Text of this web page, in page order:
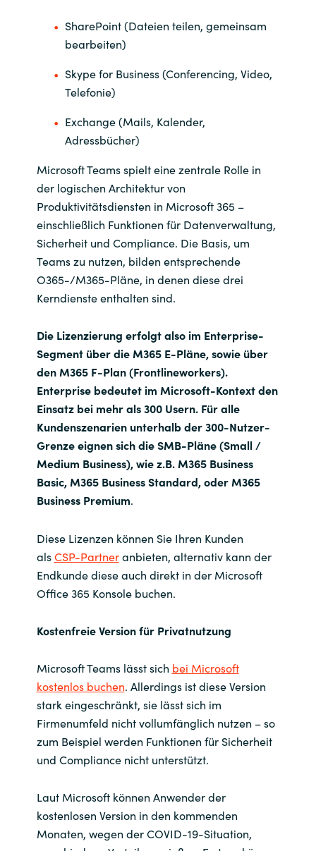
Latvia
Malaysia
Middle East
Netherlands
Norway
Oman
Poland
Portugal
Qatar
Romania
Slovenia
Singapore
Sweden
Switzerland
United States
SharePoint (Dateien teilen, gemeinsam
bearbeiten)
Skype for Business (Conferencing, Video,
Telefonie)
Exchange (Mails, Kalender,
Adressbücher)
Microsoft Teams spielt eine zentrale Rolle in
der logischen Architektur von
Produktivitätsdiensten in Microsoft 365 –
einschließlich Funktionen für Datenverwaltung,
Sicherheit und Compliance. Die Basis, um
Teams zu nutzen, bilden entsprechende
O365-/M365-Pläne, in denen diese drei
Kerndienste enthalten sind.
Die Lizenzierung erfolgt also im Enterprise-
Segment über die M365 E-Pläne, sowie über
den M365 F-Plan (Frontlineworkers).
Enterprise bedeutet im Microsoft-Kontext den
Einsatz bei mehr als 300 Usern. Für alle
Kundenszenarien unterhalb der 300-Nutzer-
Grenze eignen sich die SMB-Pläne (Small /
Medium Business), wie z.B. M365 Business
Basic, M365 Business Standard, oder M365
Business Premium.
Diese Lizenzen können Sie Ihren Kunden
alsCSP-Partneranbieten, alternativ kann der
Endkunde diese auch direkt in der Microsoft
Office 365 Konsole buchen.
Kostenfreie Version für Privatnutzung
Microsoft Teams lässt sich bei Microsoft
kostenlos buchen. Allerdings ist diese Version
stark eingeschränkt, sie lässt sich im
Firmenumfeld nicht vollumfänglich nutzen – so
zum Beispiel werden Funktionen für Sicherheit
und Compliance nicht unterstützt.
Laut Microsoft können Anwender der
kostenlosen Version in den kommenden
Monaten, wegen der COVID-19-Situation,